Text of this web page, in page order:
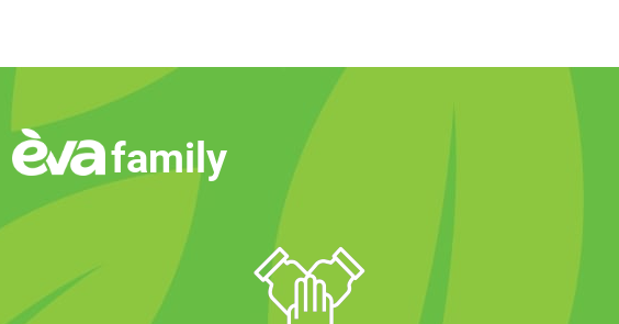
family